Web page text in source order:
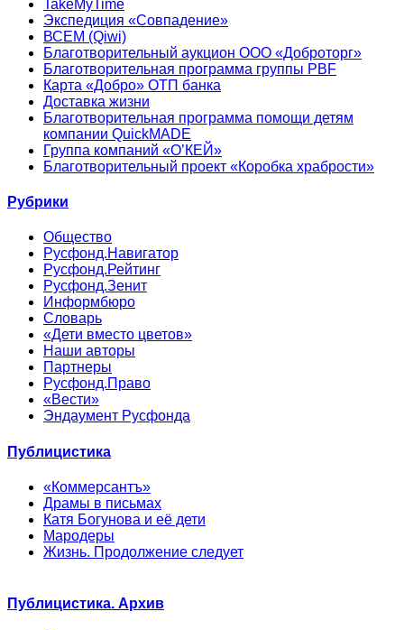
TakeMyTime
Экспедиция «Совпадение»
ВСЕМ (Qiwi)
Благотворительный аукцион ООО «Доброторг»
Благотворительная программа группы PBF
Карта «Добро» ОТП банка
Доставка жизни
Благотворительная программа помощи детям
компании QuickMADE
Группа компаний «О’КЕЙ»
Благотворительный проект «Коробка храбрости»
Рубрики
Общество
Русфонд.Навигатор
Русфонд.Рейтинг
Русфонд.Зенит
Информбюро
Словарь
«Дети вместо цветов»
Наши авторы
Партнеры
Русфонд.Право
«Вести»
Эндаумент Русфонда
Публицистика
«Коммерсантъ»
Драмы в письмах
Катя Богунова и её дети
Мародеры
Жизнь. Продолжение следует
Публицистика. Архив